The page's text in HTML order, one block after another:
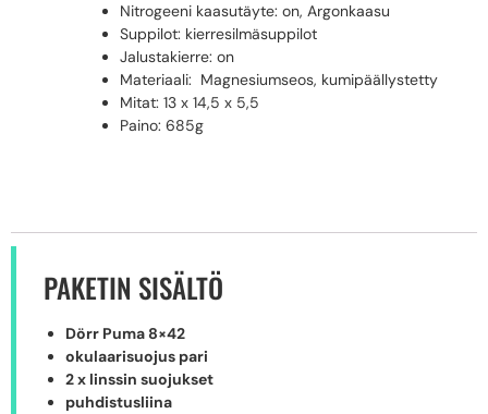
Nitrogeeni kaasutäyte: on, Argonkaasu
Suppilot: kierresilmäsuppilot
Jalustakierre: on
Materiaali: Magnesiumseos, kumipäällystetty
Mitat: 13 x 14,5 x 5,5
Paino: 685g
PAKETIN SISÄLTÖ
Dörr Puma 8×42
okulaarisuojus pari
2 x linssin suojukset
puhdistusliina